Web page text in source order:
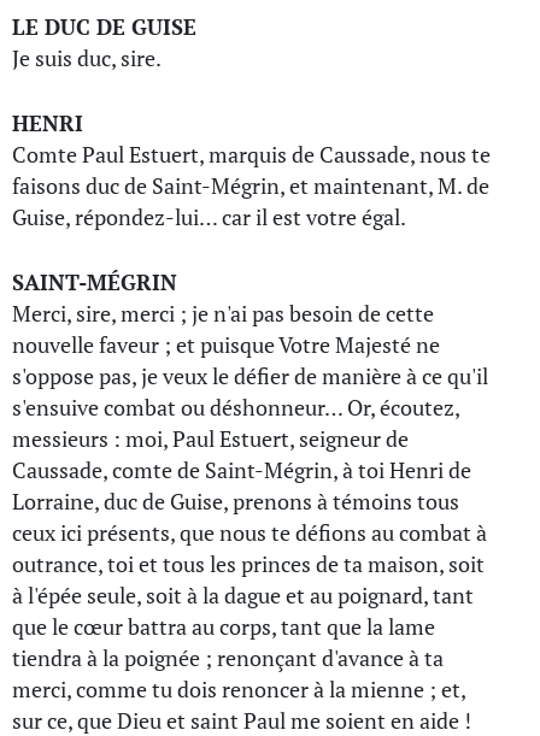
LE DUC DE GUISE
Je suis duc, sire.
HENRI
Comte Paul Estuert, marquis de Caussade, nous te
faisons duc de Saint-Mégrin, et maintenant, M. de
Guise, répondez-lui… car il est votre égal.
SAINT-MÉGRIN
Merci, sire, merci ; je n'ai pas besoin de cette
nouvelle faveur ; et puisque Votre Majesté ne
s'oppose pas, je veux le défier de manière à ce qu'il
s'ensuive combat ou déshonneur… Or, écoutez,
messieurs : moi, Paul Estuert, seigneur de
Caussade, comte de Saint-Mégrin, à toi Henri de
Lorraine, duc de Guise, prenons à témoins tous
ceux ici présents, que nous te défions au combat à
outrance, toi et tous les princes de ta maison, soit
à l'épée seule, soit à la dague et au poignard, tant
que le cœur battra au corps, tant que la lame
tiendra à la poignée ; renonçant d'avance à ta
merci, comme tu dois renoncer à la mienne ; et,
sur ce, que Dieu et saint Paul me soient en aide !